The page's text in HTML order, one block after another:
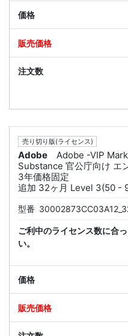
売り切り版(ライセンス)
Adobe
Adobe -VIP
Substance 官公庁向け エ
3年価格固定
追加 32ヶ月 Level 3(50 -
型番
ご利中のライセンス数に合
い。